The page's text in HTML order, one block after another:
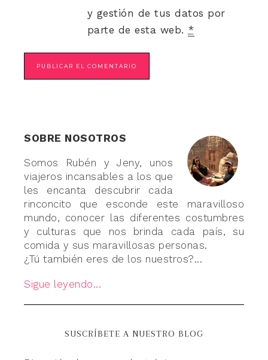
y gestión de tus datos por
parte de esta web. *
SOBRE NOSOTROS
Somos Rubén y Jeny, unos
viajeros incansables a los que
les encanta descubrir cada
rinconcito que esconde este maravilloso
mundo, conocer las diferentes costumbres
y culturas que nos brinda cada país, su
comida y sus maravillosas personas.
¿Tú también eres de los nuestros?...
Sigue leyendo...
SUSCRÍBETE A NUESTRO BLOG